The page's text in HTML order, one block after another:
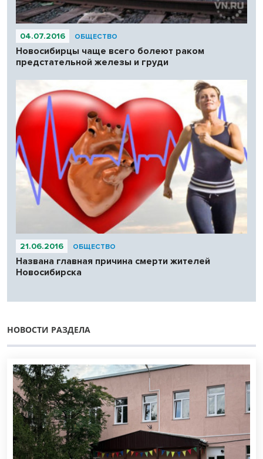
04.07.2016 ОБЩЕСТВО
Новосибирцы чаще всего болеют раком
предстательной железы и груди
21.06.2016 ОБЩЕСТВО
Названа главная причина смерти жителей
Новосибирска
НОВОСТИ РАЗДЕЛА